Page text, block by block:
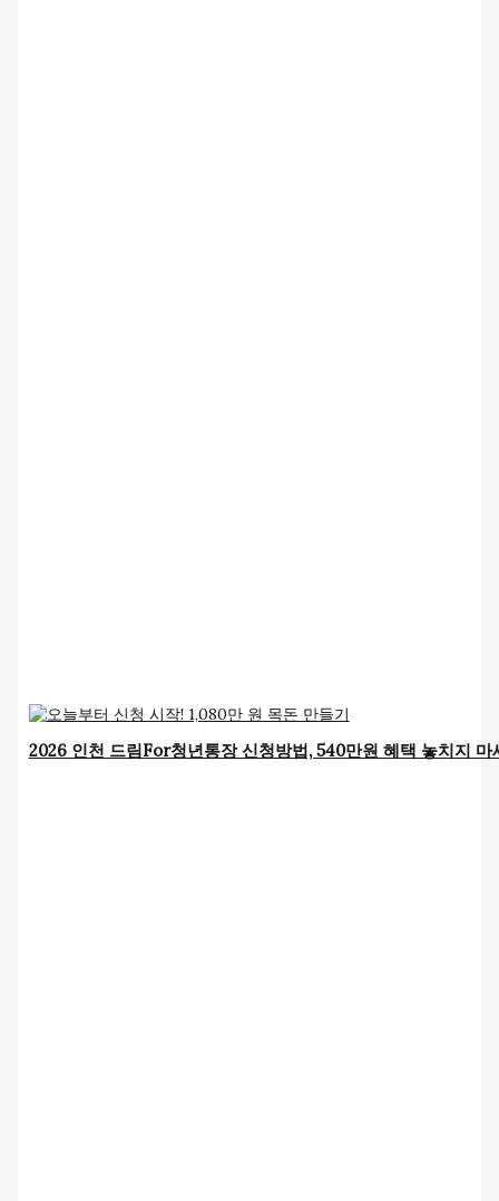
2026 인천 드림For청년통장 신청방법, 540만원 혜택 놓치지 마